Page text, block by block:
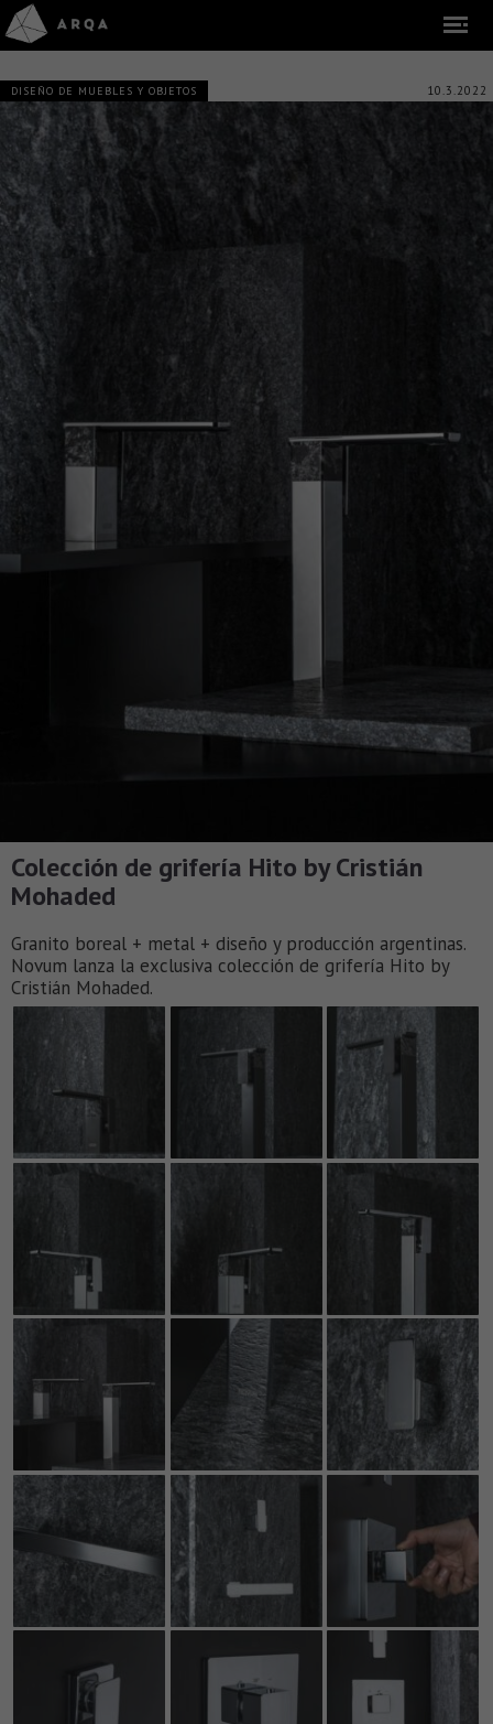
DISEÑO DE MUEBLES Y OBJETOS 10.3.2022
Colección de grifería Hito by Cristián
Mohaded
Granito boreal + metal + diseño y producción argentinas.
Novum lanza la exclusiva colección de grifería Hito by
Cristián Mohaded.